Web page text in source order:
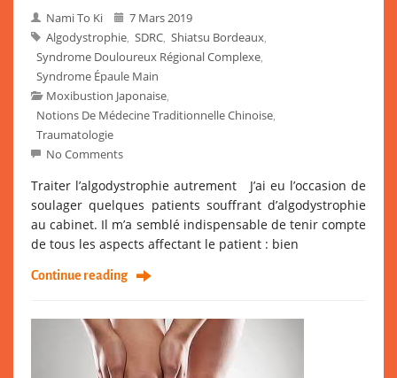
Nami To Ki
7 Mars 2019
Algodystrophie SDRC Shiatsu Bordeaux
Syndrome Douloureux Régional Complexe
Syndrome Épaule Main
Moxibustion Japonaise
Notions De Médecine Traditionnelle Chinoise
Traumatologie
No Comments
Traiter l’algodystrophie autrement J’ai eu l’occasion de
soulager quelques patients souffrant d’algodystrophie
au cabinet. Il m’a semblé indispensable de tenir compte
de tous les aspects affectant le patient : bien
Continue reading